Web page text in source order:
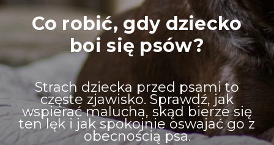
Co robić, gdy dziecko
boi się psów?
Strach dziecka przed psami to
częste zjawisko. Sprawdź, jak
wspierać malucha, skąd bierze się
ten lęk i jak spokojnie oswajać go z
obecnością psa.